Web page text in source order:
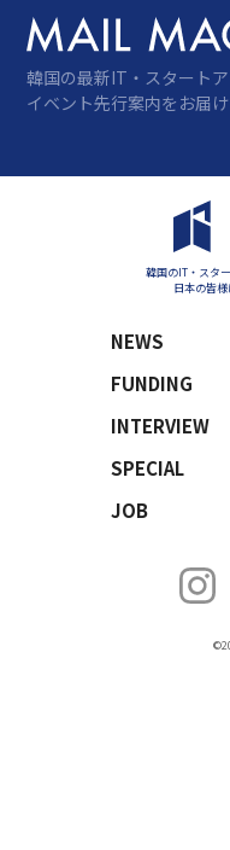
韓国の最新IT・スタート
イベント先行案内をお届け
韓国のIT・スタ
日本の皆様
NEWS
FUNDING
INTERVIEW
SPECIAL
JOB